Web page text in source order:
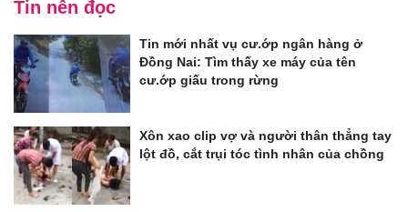
Tin nên đọc
Tin mới nhất vụ cư.ớp ngân hàng ở
Đồng Nai: Tìm thấy xe máy của tên
cư.ớp giấu trong rừng
Xôn xao clip vợ và người thân thẳng tay
lột đồ, cắt trụi tóc tình nhân của chồng